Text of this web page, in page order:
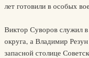
лет готовили в особых
Виктор Суворов служил
округа, а Владимир
запасной столице